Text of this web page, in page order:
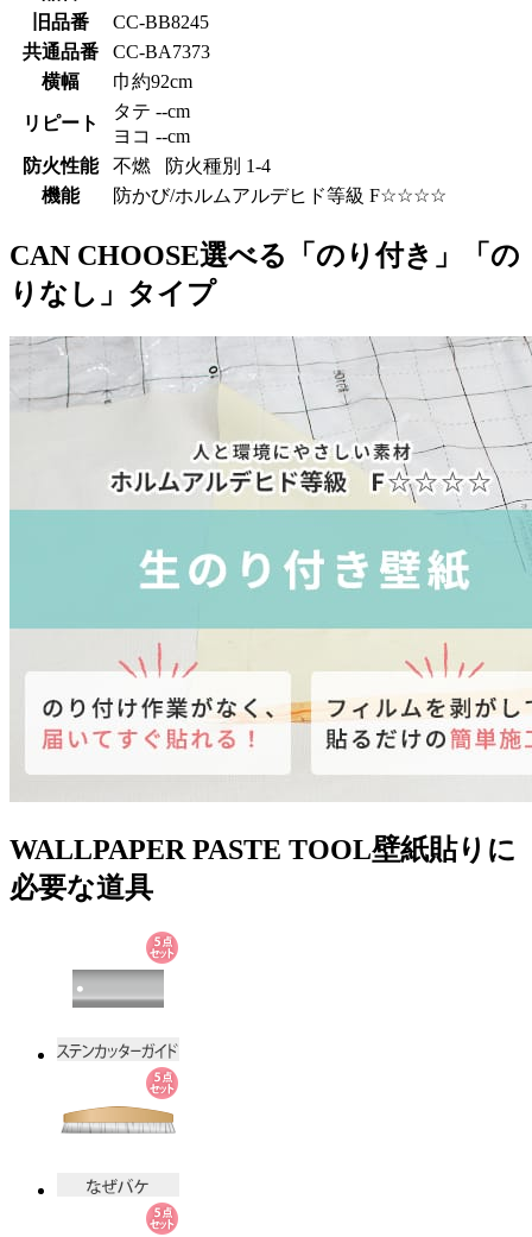
旧品番
CC-BB8245
共通品番
CC-BA7373
横幅
巾約92cm
リピート
タテ --cm
ヨコ --cm
防火性能
不燃 防火種別 1-4
機能
防かび/ホルムアルデヒド等級 F☆☆☆☆
CAN CHOOSE選べる「のり付き」「の
りなし」タイプ
WALLPAPER PASTE TOOL壁紙貼りに
必要な道具